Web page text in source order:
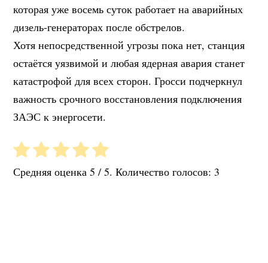
которая уже восемь суток работает на аварийных
дизель-генераторах после обстрелов.
Хотя непосредственной угрозы пока нет, станция
остаётся уязвимой и любая ядерная авария станет
катастрофой для всех сторон. Гросси подчеркнул
важность срочного восстановления подключения
ЗАЭС к энергосети.
Средняя оценка5 / 5. Количество голосов: 3